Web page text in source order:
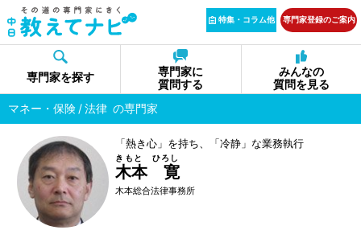
特集・コラム他 専門家登録のご案内
専門家を探す
専門家に
質問する
みんなの
質問を見る
マネー・保険
法律 の専門家
「熱き心」を持ち、「冷静」な業務執行
木本 寛
きもと ひろし
木本総合法律事務所